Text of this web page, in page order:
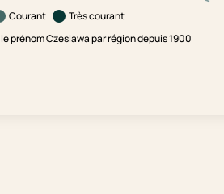
Courant
Très courant
prénom Czeslawa par région depuis 1900